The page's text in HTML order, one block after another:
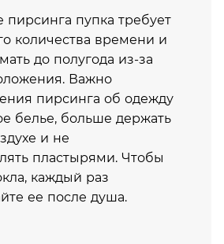
пирсинга пупка требует
количества времени и
до полугода из-за
Важно
пирсинга об одежду
белье, больше держать
и не
пластырями. Чтобы
каждый раз
ее после душа.